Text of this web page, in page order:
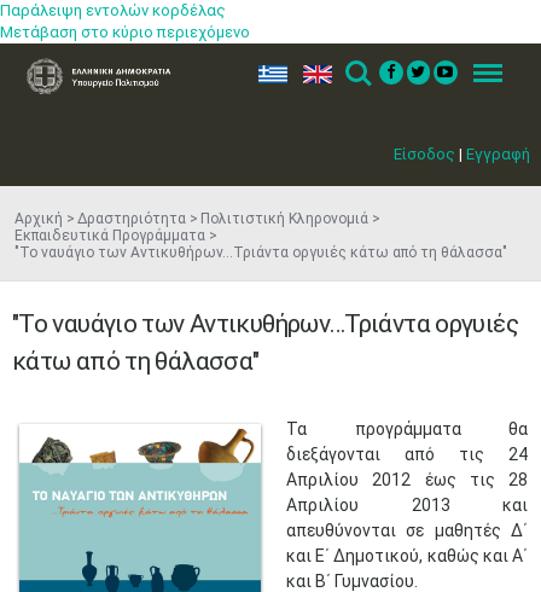
Παράλειψη εντολών κορδέλας
Μετάβαση στο κύριο περιεχόμενο
Είσοδος | Εγγραφή
ελ en Search Menu
Αρχική Δραστηριότητα
Πολιτιστική Κληρονομιά
Εκπαιδευτικά Προγράμματα
"Το ναυάγιο των Αντικυθήρων…Τριάντα οργυιές κάτω από τη θάλασσα"
"Το ναυάγιο των Αντικυθήρων…Τριάντα οργυιές
κάτω από τη θάλασσα"
Τα προγράμματα θα
διεξάγονται από τις 24
Απριλίου 2012 έως τις 28
Απριλίου 2013 και
απευθύνονται σε μαθητές Δ΄
και Ε΄ Δημοτικού, καθώς και Α΄
και Β΄ Γυμνασίου.